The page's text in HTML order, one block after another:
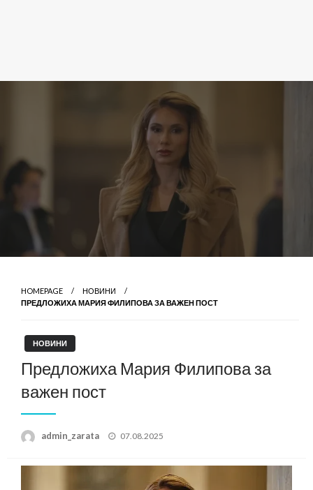
HOMEPAGE
НОВИНИ
ПРЕДЛОЖИХА МАРИЯ ФИЛИПОВА ЗА ВАЖЕН ПОСТ
НОВИНИ
Предложиха Мария Филипова за
важен пост
admin_zarata
Posted
07.08.2025